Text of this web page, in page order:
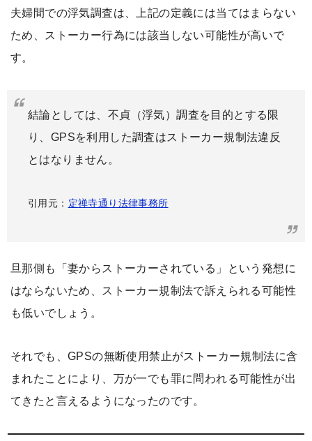
夫婦間での浮気調査は、上記の定義には当てはまらない
ため、ストーカー行為には該当しない可能性が高いで
す。
結論としては、不貞（浮気）調査を目的とする限
り、GPSを利用した調査はストーカー規制法違反
とはなりません。
引用元： 定禅寺通り法律事務所
旦那側も「妻からストーカーされている」という発想に
はならないため、ストーカー規制法で訴えられる可能性
も低いでしょう。
それでも、GPSの無断使用禁止がストーカー規制法に含
まれたことにより、万が一でも罪に問われる可能性が出
てきたと言えるようになったのです。